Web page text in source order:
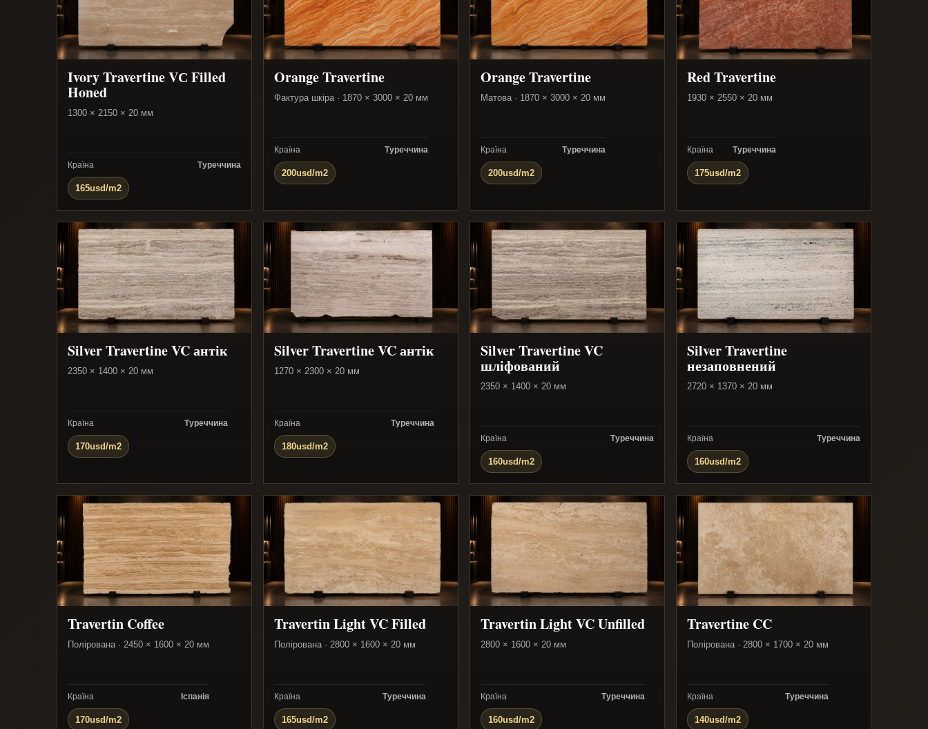
Ivory Travertine VС Filled
Honed
1300 × 2150 × 20 мм
Країна Туреччина
165usd/m2
Orange Travertine
Фактура шкіра · 1870 × 3000 × 20 мм
Країна Туреччина
200usd/m2
Orange Travertine
Матова · 1870 × 3000 × 20 мм
Країна Туреччина
200usd/m2
Red Travertine
1930 × 2550 × 20 мм
Країна Туреччина
175usd/m2
Silver Travertine VC антік
2350 × 1400 × 20 мм
Країна Туреччина
170usd/m2
Silver Travertine VC антік
1270 × 2300 × 20 мм
Країна Туреччина
180usd/m2
Silver Travertine VC
шліфований
2350 × 1400 × 20 мм
Країна Туреччина
160usd/m2
Silver Travertine
незаповнений
2720 × 1370 × 20 мм
Країна Туреччина
160usd/m2
Travertin Coffee
Полірована · 2450 × 1600 × 20 мм
Країна Іспанія
170usd/m2
Travertin Light VC Filled
Полірована · 2800 × 1600 × 20 мм
Країна Туреччина
165usd/m2
Travertin Light VC Unfilled
2800 × 1600 × 20 мм
Країна Туреччина
160usd/m2
Travertine CC
Полірована · 2800 × 1700 × 20 мм
Країна Туреччина
140usd/m2